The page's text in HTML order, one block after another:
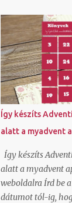
akadtam rá az
kiderült, hogy GLS
jók az áraik
Természetesen
láttam, hogy itt ha
csomagfeladást
nyomtatnom,
az elkészített
Természetesen
ahol szerződött
csomagokat
lehetőségek is
csomagot és
Így készíts
alatt a myadvent
Így készíts
alatt a myadvent
weboldalra Írd be
dátumot tól-ig,